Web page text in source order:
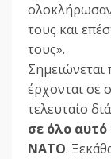
τους και
τους».
Σημειώνεται
έρχονται σε
τελευταίο
σε όλο αυτό
ΝΑΤΟ.